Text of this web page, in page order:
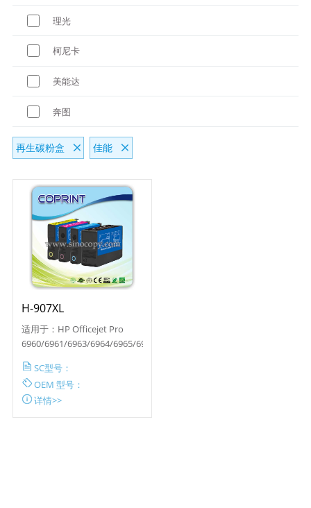
理光
柯尼卡
美能达
奔图
再生碳粉盒 佳能
H-907XL
适用于：HP Officejet Pro
6960/6961/6963/6964/6965/6966/6...
SC型号：
OEM 型号：
详情>>